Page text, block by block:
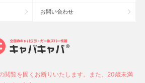
キャバクラ
六本木のキャバクラ
駅（西口）のキャバクラ
市のキャバクラ
お問い合わせ
閲覧を固くお断りいたします。また、20歳未満